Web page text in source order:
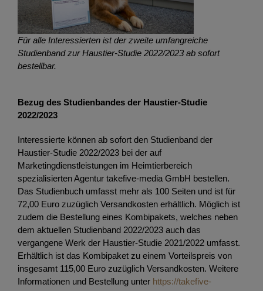
Für alle Interessierten ist der zweite umfangreiche
Studienband zur Haustier-Studie 2022/2023 ab sofort
bestellbar.
Bezug des Studienbandes der Haustier-Studie
2022/2023
Interessierte können ab sofort den Studienband der
Haustier-Studie 2022/2023 bei der auf
Marketingdienstleistungen im Heimtierbereich
spezialisierten Agentur takefive-media GmbH bestellen.
Das Studienbuch umfasst mehr als 100 Seiten und ist für
72,00 Euro zuzüglich Versandkosten erhältlich. Möglich ist
zudem die Bestellung eines Kombipakets, welches neben
dem aktuellen Studienband 2022/2023 auch das
vergangene Werk der Haustier-Studie 2021/2022 umfasst.
Erhältlich ist das Kombipaket zu einem Vorteilspreis von
insgesamt 115,00 Euro zuzüglich Versandkosten. Weitere
Informationen und Bestellung unter https://takefive-